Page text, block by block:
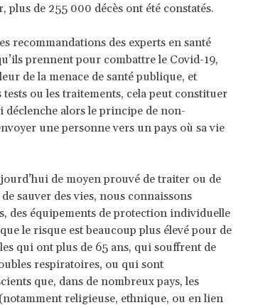
plus de 255 000 décès ont été constatés.
recommandations des experts en santé
prennent pour combattre le Covid-19,
de la menace de santé publique, et
ou les traitements, cela peut constituer
alors le principe de non-
une personne vers un pays où sa vie
de moyen prouvé de traiter ou de
sauver des vies, nous connaissons
des équipements de protection individuelle
le risque est beaucoup plus élevé pour de
qui ont plus de 65 ans, qui souffrent de
respiratoires, ou qui sont
que, dans de nombreux pays, les
religieuse, ethnique, ou en lien